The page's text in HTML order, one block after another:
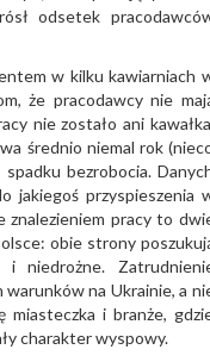
odsetek
w kilku kawiarniach
że pracodawcy nie
nie zostało ani
średnio niemal rok
bezrobocia.
jakiegoś przyspieszenia
znalezieniem pracy to
obie strony
i niedrożne.
na Ukrainie, a
i branże,
charakter wyspowy.